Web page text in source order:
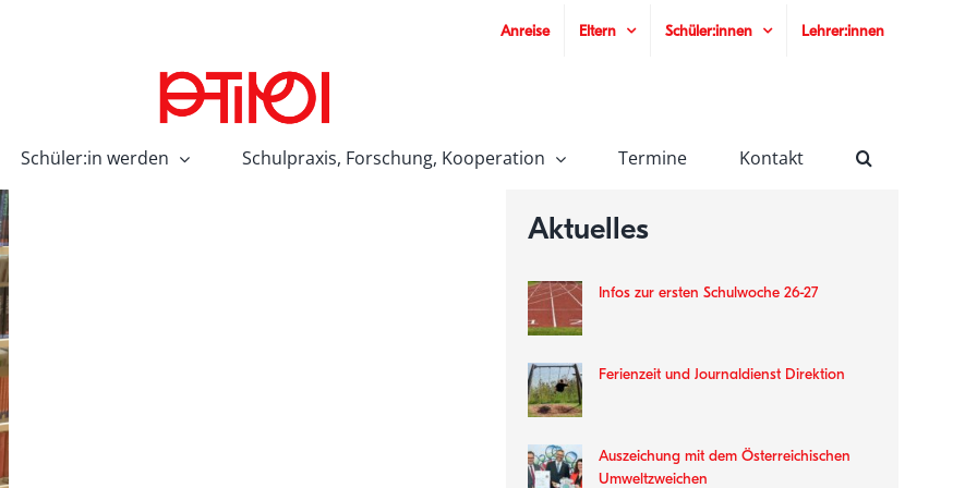
Anreise Eltern Schüler:innen Lehrer:innen
Schüler:in werden Schulpraxis, Forschung, Kooperation Termine Kontakt
Aktuelles
Infos zur ersten Schulwoche 26-27
Ferienzeit und Journaldienst Direktion
Auszeichung mit dem Österreichischen
Umweltzweichen